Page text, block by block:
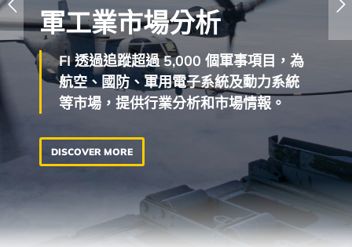
軍工業市場分析
FI 透過追蹤超過 5,000 個軍事項目，為
航空、國防、軍用電子系統及動力系統
等市場，提供行業分析和市場情報。
DISCOVER MORE